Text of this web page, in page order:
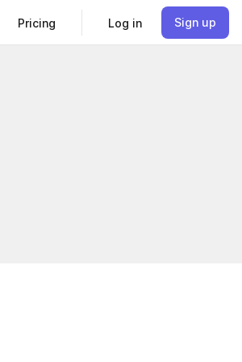
Pricing Log in Sign up